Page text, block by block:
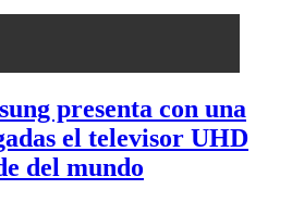
presenta con una
el televisor UHD
del mundo